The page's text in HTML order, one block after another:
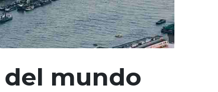
del mundo